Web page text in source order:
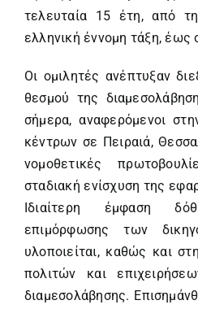
τελευταία 15 έτη, από
ελληνική έννομη τάξη, έως
Οι ομιλητές ανέπτυξαν
θεσμού της
σήμερα, αναφερόμενοι
κέντρων σε Πειραιά,
νομοθετικές
σταδιακή ενίσχυση της
Ιδιαίτερη έμφαση
επιμόρφωσης των
υλοποιείται, καθώς και
πολιτών και
διαμεσολάβησης.